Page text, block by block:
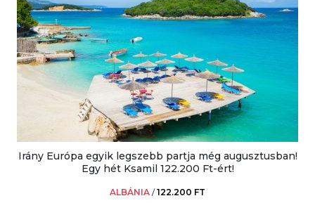
Irány Európa egyik legszebb partja még augusztusban!
Egy hét Ksamil 122.200 Ft-ért!
ALBÁNIA /122.200 FT